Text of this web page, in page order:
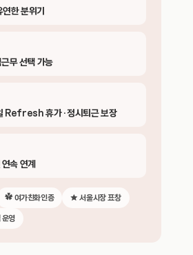
한 분위기
무 선택 가능
Refresh 휴가 · 정시퇴근 보장
속 연계
✿ 여가친화인증 ★ 서울시장 표창
운영